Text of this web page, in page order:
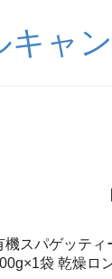
キャ
機スパゲッティ
袋 乾燥ロ